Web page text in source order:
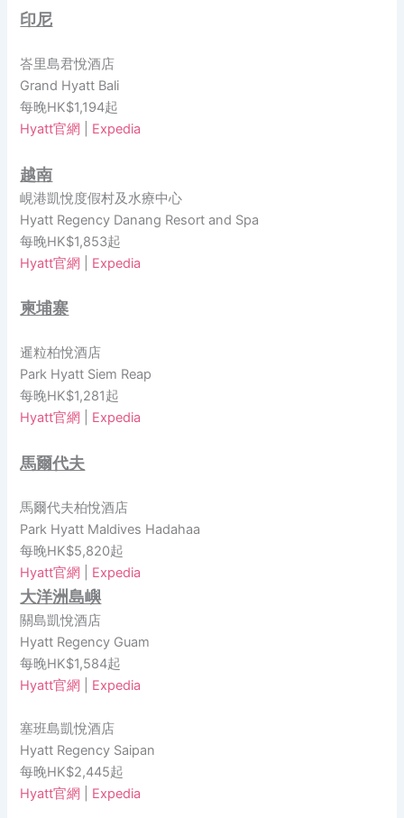
印尼
峇里島君悅酒店
Grand Hyatt Bali
每晚HK$1,194起
Hyatt官網
Expedia
越南
峴港凱悅度假村及水療中心
Hyatt Regency Danang Resort and Spa
每晚HK$1,853起
Hyatt官網
Expedia
柬埔寨
暹粒柏悅酒店
Park Hyatt Siem Reap
每晚HK$1,281起
Hyatt官網
Expedia
馬爾代夫
馬爾代夫柏悅酒店
Park Hyatt Maldives Hadahaa
每晚HK$5,820起
Hyatt官網
Expedia
大洋洲島嶼
關島凱悅酒店
Hyatt Regency Guam
每晚HK$1,584起
Hyatt官網
Expedia
塞班島凱悅酒店
Hyatt Regency Saipan
每晚HK$2,445起
Hyatt官網
Expedia